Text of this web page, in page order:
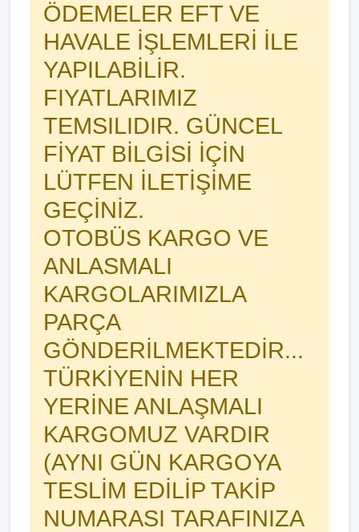
ÖDEMELER EFT VE
HAVALE İŞLEMLERİ İLE
YAPILABİLİR.
FIYATLARIMIZ
TEMSILIDIR. GÜNCEL
FİYAT BİLGİSİ İÇİN
LÜTFEN İLETİŞİME
GEÇİNİZ.
OTOBÜS KARGO VE
ANLASMALI
KARGOLARIMIZLA
PARÇA
GÖNDERİLMEKTEDİR...
TÜRKİYENİN HER
YERİNE ANLAŞMALI
KARGOMUZ VARDIR
(AYNI GÜN KARGOYA
TESLİM EDİLİP TAKİP
NUMARASI TARAFINIZA